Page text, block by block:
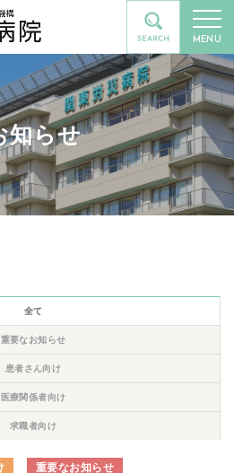
MENU
知らせ
全て
重要なお知らせ
患者さん向け
医療関係者向け
求職者向け
重要なお知らせ